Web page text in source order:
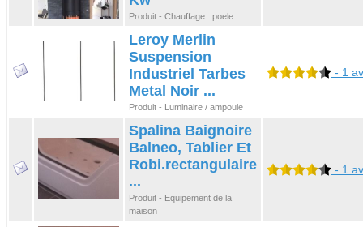
Produit - Chauffage : poele
Leroy Merlin
Suspension
Industriel Tarbes
Metal Noir ...
Produit - Luminaire / ampoule
- 1
Spalina Baignoire
Balneo, Tablier Et
Robi.rectangulaire
...
Produit - Equipement de la
maison
- 1